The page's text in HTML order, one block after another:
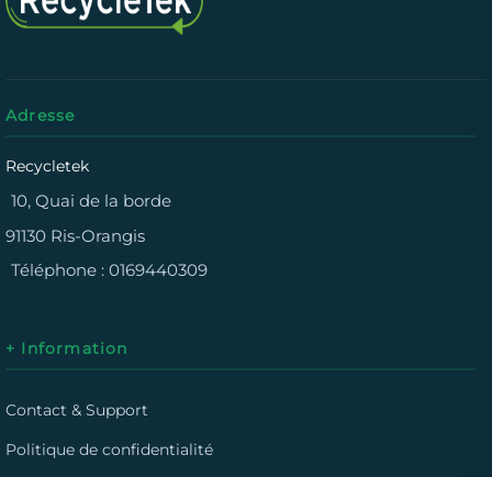
Adresse
Recycletek
10, Quai de la borde
91130 Ris-Orangis
Téléphone : 0169440309
+ Information
Contact & Support
Politique de confidentialité